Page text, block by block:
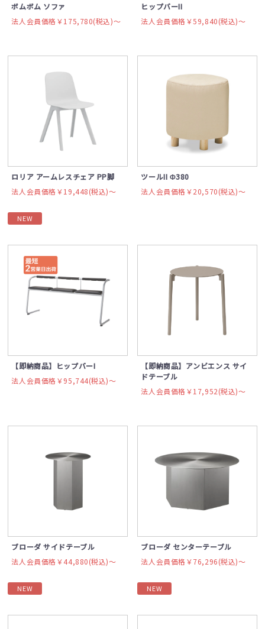
ボムボム ソファ
法人会員価格￥175,780(税込)〜
ヒップバーII
法人会員価格￥59,840(税込)〜
ロリア アームレスチェア PP脚
法人会員価格￥19,448(税込)〜
NEW
ツールII Φ380
法人会員価格￥20,570(税込)〜
【即納商品】ヒップバーI
法人会員価格￥95,744(税込)〜
【即納商品】アンビエンス サイ
ドテーブル
法人会員価格￥17,952(税込)〜
ブローダ サイドテーブル
法人会員価格￥44,880(税込)〜
NEW
ブローダ センターテーブル
法人会員価格￥76,296(税込)〜
NEW